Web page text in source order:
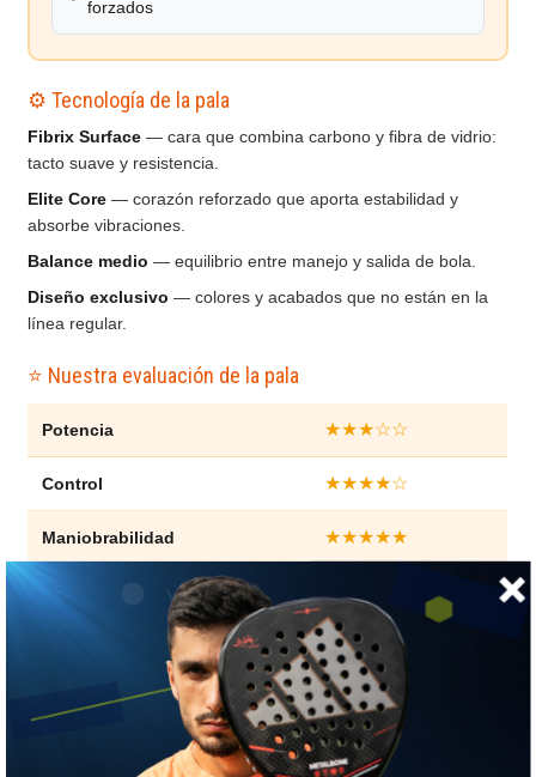
forzados
⚙️ Tecnología de la pala
Fibrix Surface — cara que combina carbono y fibra de vidrio:
tacto suave y resistencia.
Elite Core — corazón reforzado que aporta estabilidad y
absorbe vibraciones.
Balance medio — equilibrio entre manejo y salida de bola.
Diseño exclusivo — colores y acabados que no están en la
línea regular.
⭐ Nuestra evaluación de la pala
Potencia ★★★☆☆
Control ★★★★☆
Maniobrabilidad ★★★★★
Confort
★★★★☆
Punto dulce ★★★★☆
★★☆☆☆